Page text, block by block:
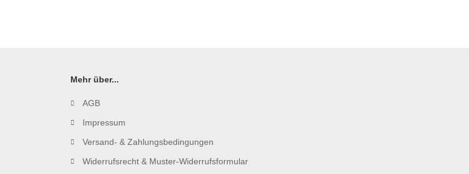
Mehr über...
AGB
Impressum
Versand- & Zahlungsbedingungen
Widerrufsrecht & Muster-Widerrufsformular